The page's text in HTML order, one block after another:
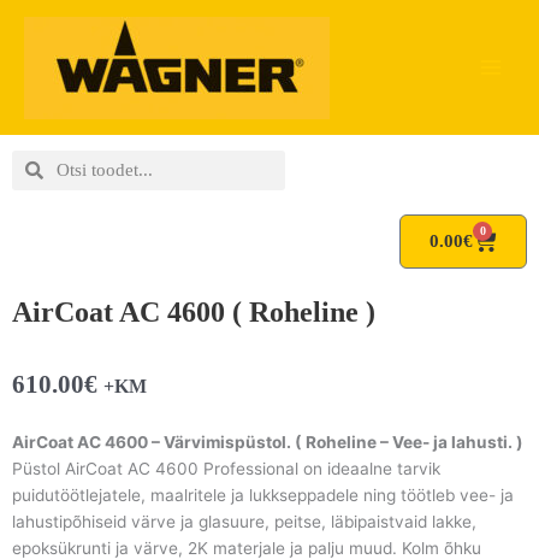
content
SearchSearch
0.00€
0
Cart
AirCoat AC 4600 ( Roheline )
610.00€ +KM
AirCoat AC 4600 – Värvimispüstol. ( Roheline – Vee- ja lahusti. )
Püstol AirCoat AC 4600 Professional on ideaalne tarvik
puidutöötlejatele, maalritele ja lukkseppadele ning töötleb vee- ja
lahustipõhiseid värve ja glasuure, peitse, läbipaistvaid lakke,
epoksükrunti ja värve, 2K materjale ja palju muud. Kolm õhku